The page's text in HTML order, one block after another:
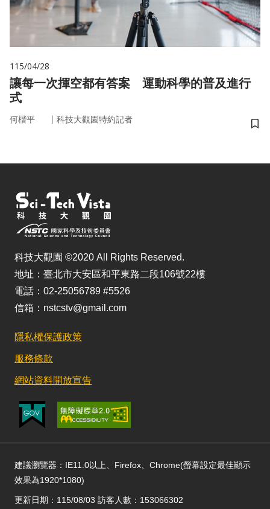
115/04/28
讓每一次揮空都有答案 運動科學的普及進行
式
何楷平 ｜ 科技大觀園特約記者
儲
科技大觀園 ©2020 All Rights Reserved.
地址：臺北市大安區和平東路二段106號22樓
電話：02-25056789 #5526
信箱：nstcstv@gmail.com
隱私權保護政策
服務條款
網站資料開放宣告
建議瀏覽器：IE11.0以上、Firefox、Chrome(螢幕設定最佳顯示
效果為1920*1080)
更新日期：115/08/03 訪客人數：153066302